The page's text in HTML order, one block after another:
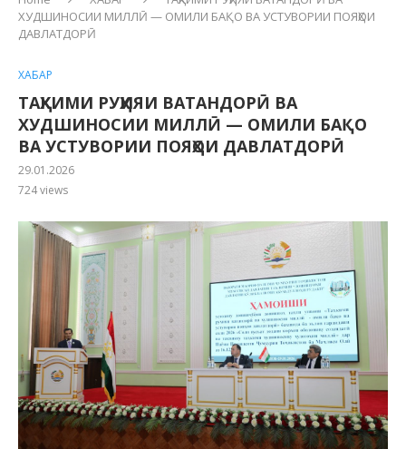
ХУДШИНОСИИ МИЛЛӢ — ОМИЛИ БАҚО ВА УСТУВОРИИ ПОЯҲОИ
ДАВЛАТДОРӢ
ХАБАР
ТАҲКИМИ РУҲИЯИ ВАТАНДОРӢ ВА
ХУДШИНОСИИ МИЛЛӢ — ОМИЛИ БАҚО
ВА УСТУВОРИИ ПОЯҲОИ ДАВЛАТДОРӢ
29.01.2026
724views